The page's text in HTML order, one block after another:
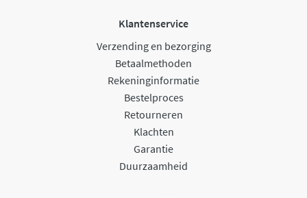
Klantenservice
Verzending en bezorging
Betaalmethoden
Rekeninginformatie
Bestelproces
Retourneren
Klachten
Garantie
Duurzaamheid